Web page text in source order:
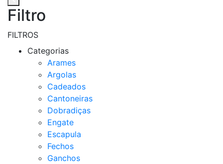
Filtro
FILTROS
Categorias
Arames
Argolas
Cadeados
Cantoneiras
Dobradiças
Engate
Escapula
Fechos
Ganchos